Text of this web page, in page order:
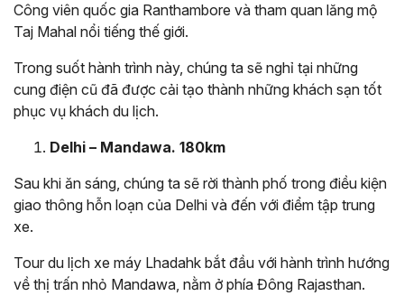
Công viên quốc gia Ranthambore và tham quan lăng mộ
Taj Mahal nổi tiếng thế giới.
Trong suốt hành trình này, chúng ta sẽ nghỉ tại những
cung điện cũ đã được cải tạo thành những khách sạn tốt
phục vụ khách du lịch.
Delhi – Mandawa. 180km
Sau khi ăn sáng, chúng ta sẽ rời thành phố trong điều kiện
giao thông hỗn loạn của Delhi và đến với điểm tập trung
xe.
Tour du lịch xe máy Lhadahk bắt đầu với hành trình hướng
về thị trấn nhỏ Mandawa, nằm ở phía Đông Rajasthan.